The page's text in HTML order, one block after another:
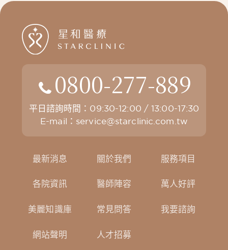
0800-277-889
平日諮詢時間：09:30-12:00 / 13:00-17:30
E-mail： service@starclinic.com.tw
最新消息 關於我們 服務項目
各院資訊 醫師陣容 萬人好評
美麗知識庫 常見問答 我要諮詢
網站聲明 人才招募